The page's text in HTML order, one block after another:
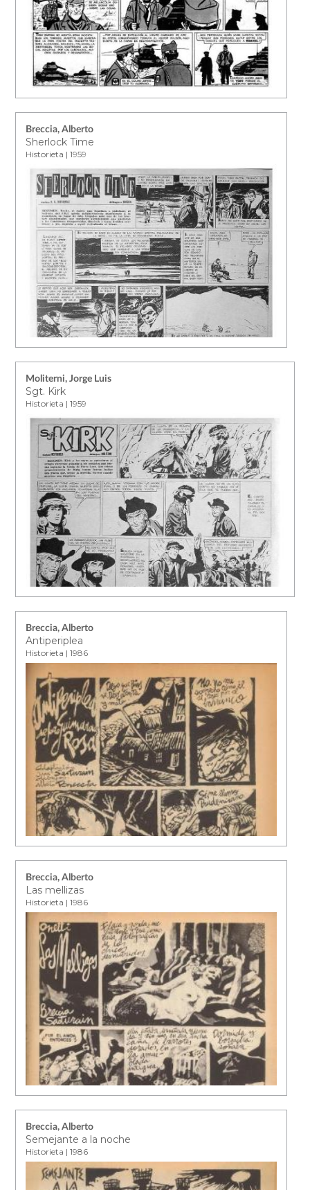
Breccia, Alberto
Sherlock Time
Historieta | 1959
Moliterni, Jorge Luis
Sgt. Kirk
Historieta | 1959
Breccia, Alberto
Antiperiplea
Historieta | 1986
Breccia, Alberto
Las mellizas
Historieta | 1986
Breccia, Alberto
Semejante a la noche
Historieta | 1986